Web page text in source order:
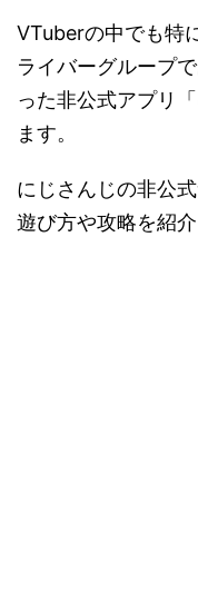
VTuberの中でも特
ライバーグループ
った非公式アプリ
ます。
にじさんじの非公
遊び方や攻略を紹介